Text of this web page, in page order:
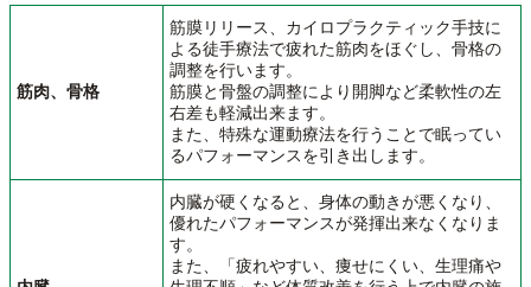
筋肉、骨格
筋膜リリース、カイロプラクティック手技に
よる徒手療法で疲れた筋肉をほぐし、骨格の
調整を行います。
筋膜と骨盤の調整により開脚など柔軟性の左
右差も軽減出来ます。
また、特殊な運動療法を行うことで眠ってい
るパフォーマンスを引き出します。
内臓が硬くなると、身体の動きが悪くなり、
優れたパフォーマンスが発揮出来なくなりま
す。
また、「疲れやすい、痩せにくい、生理痛や